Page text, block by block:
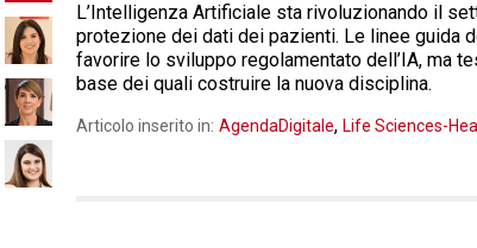
L’Intelligenza Artificiale sta rivoluzionando il
protezione dei dati dei pazienti. Le linee guida
favorire lo sviluppo regolamentato dell’IA, ma
base dei quali costruire la nuova disciplina.
Articolo inserito in: AgendaDigitale, Life Sciences-